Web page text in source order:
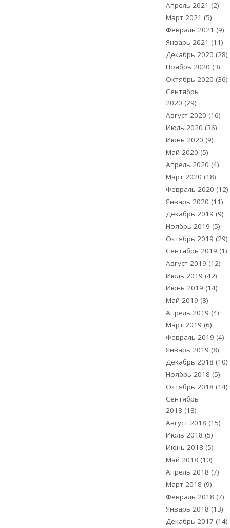
Апрель 2021 (2)
Март 2021 (5)
Февраль 2021 (9)
Январь 2021 (11)
Декабрь 2020 (28)
Ноябрь 2020 (3)
Октябрь 2020 (36)
Сентябрь
2020 (29)
Август 2020 (16)
Июль 2020 (36)
Июнь 2020 (9)
Май 2020 (5)
Апрель 2020 (4)
Март 2020 (18)
Февраль 2020 (12)
Январь 2020 (11)
Декабрь 2019 (9)
Ноябрь 2019 (5)
Октябрь 2019 (29)
Сентябрь 2019 (1)
Август 2019 (12)
Июль 2019 (42)
Июнь 2019 (14)
Май 2019 (8)
Апрель 2019 (4)
Март 2019 (6)
Февраль 2019 (4)
Январь 2019 (8)
Декабрь 2018 (10)
Ноябрь 2018 (5)
Октябрь 2018 (14)
Сентябрь
2018 (18)
Август 2018 (15)
Июль 2018 (5)
Июнь 2018 (5)
Май 2018 (10)
Апрель 2018 (7)
Март 2018 (9)
Февраль 2018 (7)
Январь 2018 (13)
Декабрь 2017 (14)